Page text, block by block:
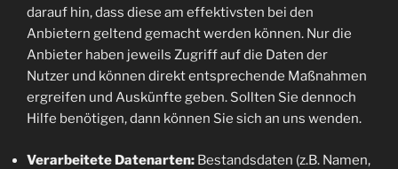
darauf hin, dass diese am effektivsten bei den
Anbietern geltend gemacht werden können. Nur die
Anbieter haben jeweils Zugriff auf die Daten der
Nutzer und können direkt entsprechende Maßnahmen
ergreifen und Auskünfte geben. Sollten Sie dennoch
Hilfe benötigen, dann können Sie sich an uns wenden.
Verarbeitete Datenarten: Bestandsdaten (z.B. Namen,